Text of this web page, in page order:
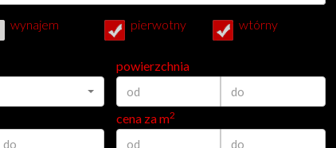
wynajem pierwotny wtórny
powierzchnia
cena za m2